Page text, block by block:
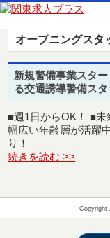
関東求人プラス>
オープニングスタ
新規警備事業スタ
る交通誘導警備スタ
■週1日からOK！ ■
幅広い年齢層が活躍
り！
続きを読む >>
Copyright